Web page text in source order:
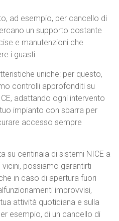
ad esempio, per cancello di
un supporto costante
e manutenzioni che
i guasti.
uniche: per questo,
controlli approfonditi su
adattando ogni intervento
impianto con sbarra per
accesso sempre
su centinaia di sistemi NICE a
possiamo garantirti
in caso di apertura fuori
improvvisi,
attività quotidiana e sulla
esempio, di un cancello di